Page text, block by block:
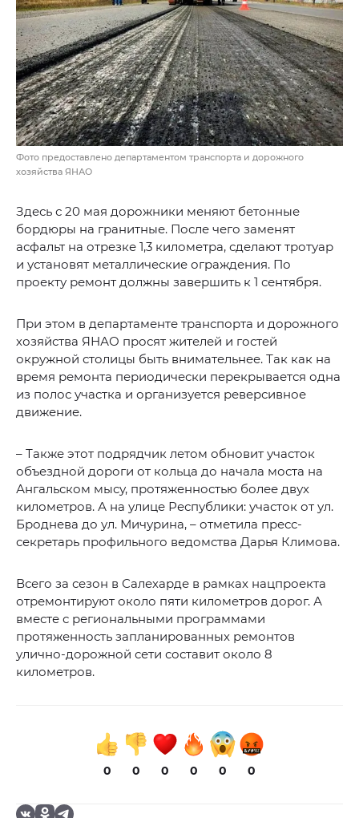
Фото предоставлено департаментом транспорта и дорожного
хозяйства ЯНАО
Здесь с 20 мая дорожники меняют бетонные
бордюры на гранитные. После чего заменят
асфальт на отрезке 1,3 километра, сделают тротуар
и установят металлические ограждения. По
проекту ремонт должны завершить к 1 сентября.
При этом в департаменте транспорта и дорожного
хозяйства ЯНАО просят жителей и гостей
окружной столицы быть внимательнее. Так как на
время ремонта периодически перекрывается одна
из полос участка и организуется реверсивное
движение.
– Также этот подрядчик летом обновит участок
объездной дороги от кольца до начала моста на
Ангальском мысу, протяженностью более двух
километров. А на улице Республики: участок от ул.
Броднева до ул. Мичурина, – отметила пресс-
секретарь профильного ведомства Дарья Климова.
Всего за сезон в Салехарде в рамках нацпроекта
отремонтируют около пяти километров дорог. А
вместе с региональными программами
протяженность запланированных ремонтов
улично-дорожной сети составит около 8
километров.
0 0 0 0 0 0